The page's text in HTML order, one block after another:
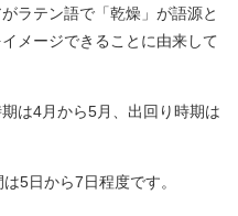
ラテン語で「乾燥」が語源と
メージできることに由来して
は4月から5月、出回り時期は
5日から7日程度です。